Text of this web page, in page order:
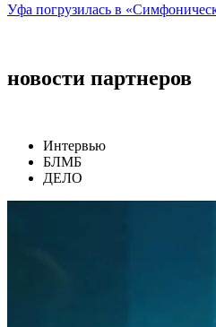
Уфа погрузилась в
новости партнеров
Интервью
БЛМБ
ДЕЛО